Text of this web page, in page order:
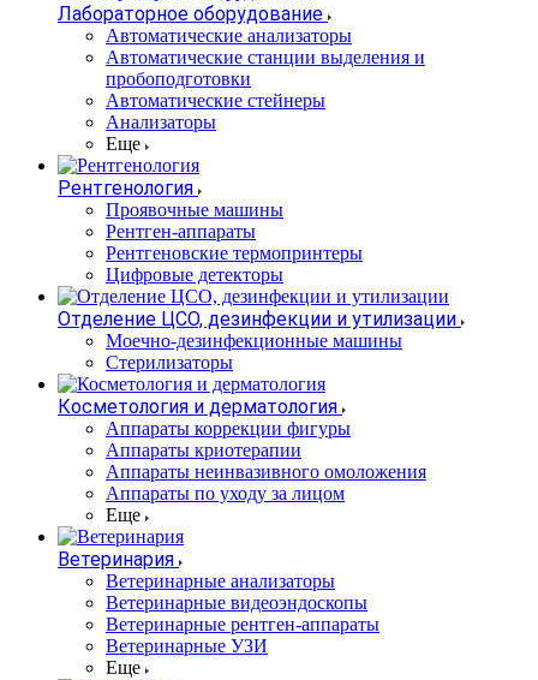
Лабораторное оборудование
Автоматические анализаторы
Автоматические станции выделения и
пробоподготовки
Автоматические стейнеры
Анализаторы
Еще
Рентгенология
Проявочные машины
Рентген-аппараты
Рентгеновские термопринтеры
Цифровые детекторы
Отделение ЦСО, дезинфекции и утилизации
Моечно-дезинфекционные машины
Стерилизаторы
Косметология и дерматология
Аппараты коррекции фигуры
Аппараты криотерапии
Аппараты неинвазивного омоложения
Аппараты по уходу за лицом
Еще
Ветеринария
Ветеринарные анализаторы
Ветеринарные видеоэндоскопы
Ветеринарные рентген-аппараты
Ветеринарные УЗИ
Еще